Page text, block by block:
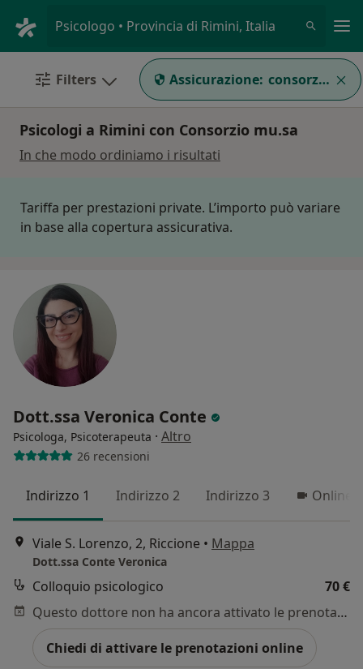
Psicologo • Provincia di Rimini, Italia
Filters Assicurazione: consorzio
Psicologi a Rimini con Consorzio mu.sa
In che modo ordiniamo i risultati
Tariffa per prestazioni private. L’importo può variare
in base alla copertura assicurativa.
Dott.ssa Veronica Conte
Psicologa, Psicoterapeuta · Altro
26 recensioni
Indirizzo 1 Indirizzo 2 Indirizzo 3 Online
Viale S. Lorenzo, 2, Riccione • Mappa
Dott.ssa Conte Veronica
Colloquio psicologico
70 €
Questo dottore non ha ancora attivato le prenotazioni online presso questo indirizzo.
Chiedi di attivare le prenotazioni online